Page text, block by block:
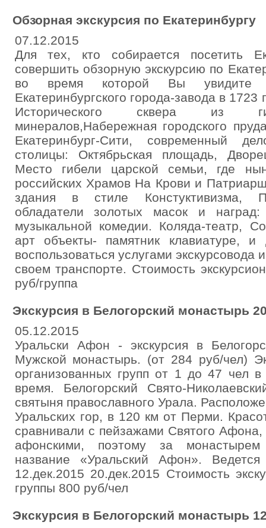
Обзорная экскурсия по Екатеринбургу
07.12.2015
Для тех, кто собирается посетить
совершить обзорную экскурсию по
во время которой Вы увидите
Екатеринбургского города-завода в
Исторического сквера из
минералов,Набережная городского
Екатеринбург-Сити, современный
столицы: Октябрьская площадь,
Место гибели царской семьи, где
российских Храмов На Крови и
здания в стиле Констуктивизма,
обладатели золотых масок и
музыкальной комедии. Коляда-театр,
арт объекты- памятник клавиатуре,
воспользоваться услугами экскурсовода
своем транспорте. Стоимость
руб/группа
Экскурсия в Белогорский монастырь
05.12.2015
Уральски Афон - экскурсия в
Мужской монастырь. (от 284 руб/чел)
организованных групп от 1 до 47 чел
время. Белогорский Свято-
святыня православного Урала.
Уральских гор, в 120 км от Перми.
сравнивали с пейзажами Святого Афона,
афонскими, поэтому за монастырем
название «Уральский Афон».
12.дек.2015 20.дек.2015 Стоимость
группы 800 руб/чел
Экскурсия в Белогорский монастырь